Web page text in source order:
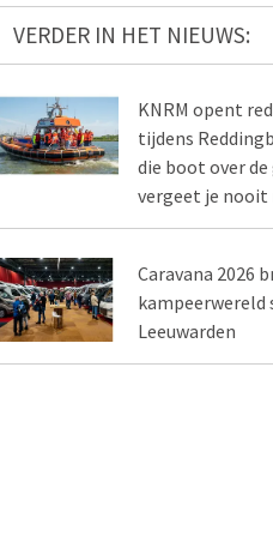
VERDER IN HET NIEUWS:
KNRM opent
tijdens
die boot over
vergeet je nooit
Caravana 2026
kampeerwereld
Leeuwarden